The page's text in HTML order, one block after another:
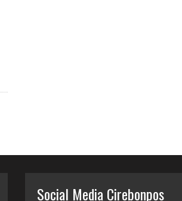
Social Media Cirebonpos